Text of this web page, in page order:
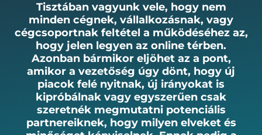
Tisztában vagyunk vele, hogy nem
minden cégnek, vállalkozásnak, vagy
cégcsoportnak feltétel a működéséhez az,
hogy jelen legyen az online térben.
Azonban bármikor eljöhet az a pont,
amikor a vezetőség úgy dönt, hogy új
piacok felé nyitnak, új irányokat is
kipróbálnak vagy egyszerűen csak
szeretnék megmutatni potenciális
partnereiknek, hogy milyen elveket és